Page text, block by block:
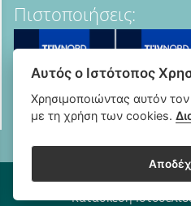
Πιστοποιήσεις:
Copyright © 2018 - 2026 B2B
Κατασκευή
Αυτός ο Ιστότοπος
Χρησιμοποιώντας αυτόν
με τη χρήση των cookies.